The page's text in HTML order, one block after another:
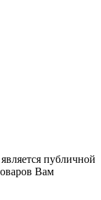
публичной
Вам